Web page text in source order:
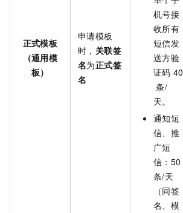
正式模板
（通用模
板）
申请模板
时， 关联签
名为正式签
名
机号接
收所有
短信发
送方验
证码 40
条/
天。
通知短
信、推
广短
信：50
条/天
（同签
名、模